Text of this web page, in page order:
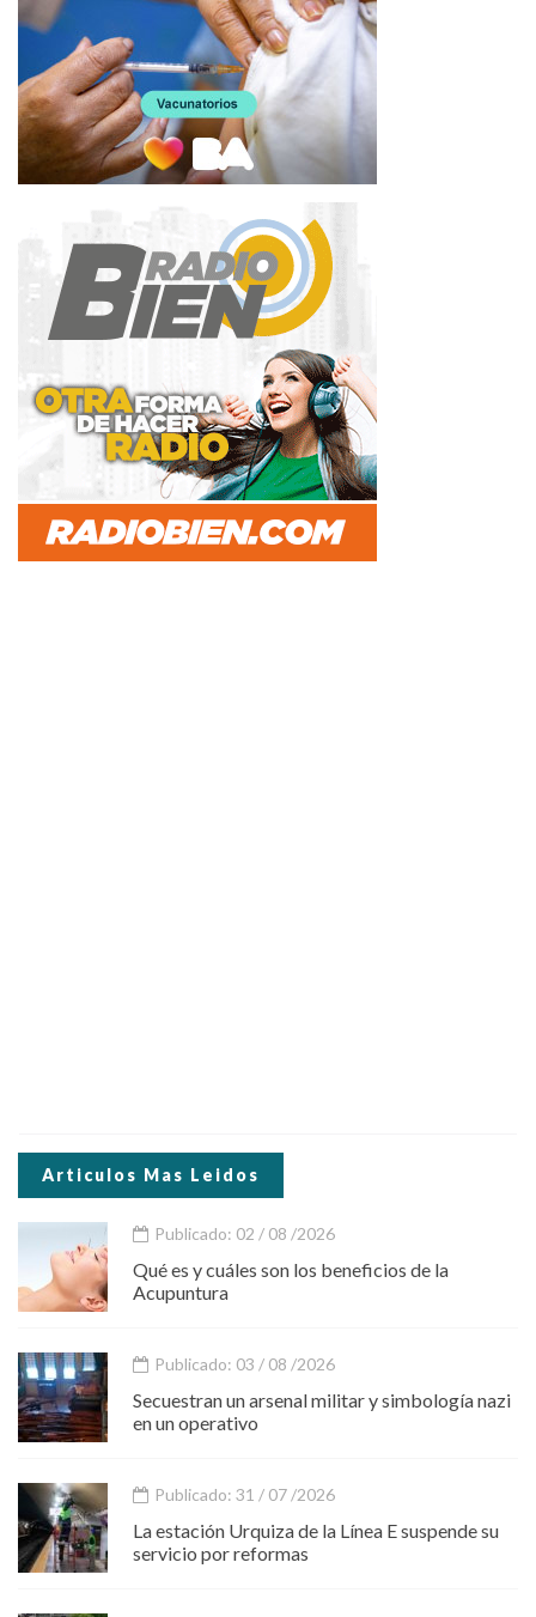
Articulos Mas Leidos
Publicado: 02 / 08 /2026
Qué es y cuáles son los beneficios de la
Acupuntura
Publicado: 03 / 08 /2026
Secuestran un arsenal militar y simbología nazi
en un operativo
Publicado: 31 / 07 /2026
La estación Urquiza de la Línea E suspende su
servicio por reformas